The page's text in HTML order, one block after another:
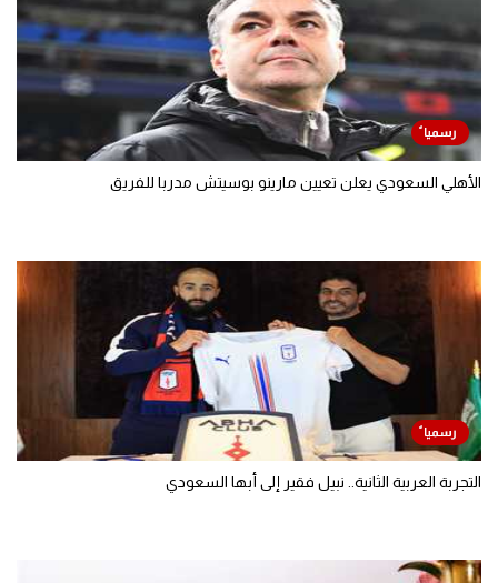
الأهلي السعودي يعلن تعيين مارينو بوسيتش مدربا للفريق
التجربة العربية الثانية.. نبيل فقير إلى أبها السعودي